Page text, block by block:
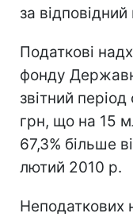
за
Податкові
фонду
звітний
грн, що на 15
67,3% більше
лютий 2010 р.
Неподаткових